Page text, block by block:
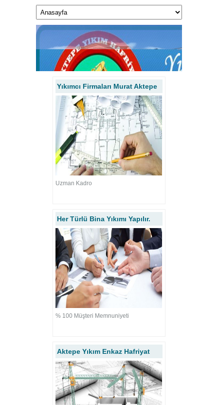
Yıkımcı Firmaları Murat Aktepe
Uzman Kadro
Her Türlü Bina Yıkımı Yapılır.
% 100 Müşteri Memnuniyeti
Aktepe Yıkım Enkaz Hafriyat